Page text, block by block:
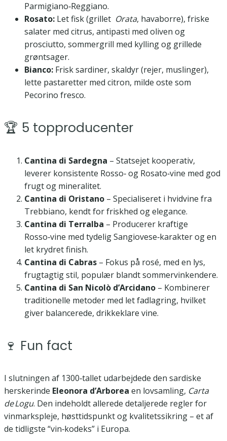
Parmigiano‑Reggiano.
Rosato: Let fisk (grillet Orata, havaborre), friske
salater med citrus, antipasti med oliven og
prosciutto, sommergrill med kylling og grillede
grøntsager.
Bianco: Frisk sardiner, skaldyr (rejer, muslinger),
lette pastaretter med citron, milde oste som
Pecorino fresco.
🏆 5 topproducenter
Cantina di Sardegna – Statsejet kooperativ,
leverer konsistente Rosso‑ og Rosato‑vine med god
frugt og mineralitet.
Cantina di Oristano – Specialiseret i hvidvine fra
Trebbiano, kendt for friskhed og elegance.
Cantina di Terralba – Producerer kraftige
Rosso‑vine med tydelig Sangiovese‑karakter og en
let krydret finish.
Cantina di Cabras – Fokus på rosé, med en lys,
frugtagtig stil, populær blandt sommervinkendere.
Cantina di San Nicolò d’Arcidano – Kombinerer
traditionelle metoder med let fadlagring, hvilket
giver balancerede, drikkeklare vine.
🍷 Fun fact
I slutningen af 1300‑tallet udarbejdede den sardiske
herskerinde Eleonora d’Arborea en lovsamling, Carta
de Logu. Den indeholdt allerede detaljerede regler for
vinmarkspleje, høsttidspunkt og kvalitetssikring – et af
de tidligste “vin‑kodeks” i Europa.